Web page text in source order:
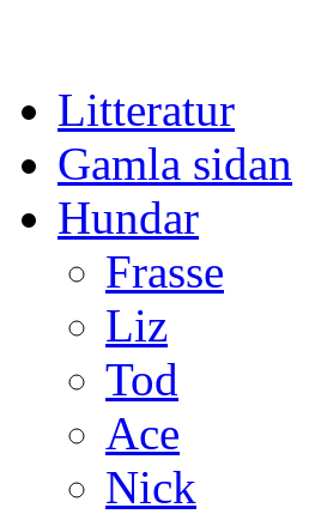
till
innehållLitteratur
Gamla sidan
Hundar
Frasse
Liz
Tod
Ace
Nick